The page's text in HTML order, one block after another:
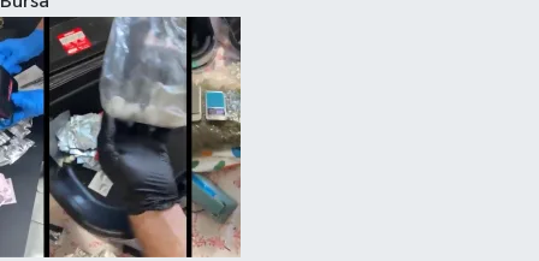
Eğitim
Sağlık
Dünya
Magazin